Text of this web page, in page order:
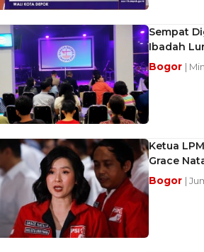
Sempat
Ibadah
Bogor |
Ketua
Grace
Bogor |